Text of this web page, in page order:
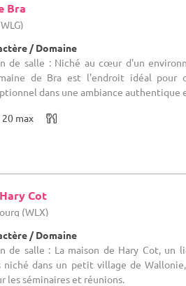
Bra
/ Domaine
de salle : Niché au cœur d'un
de Bra est l'endroit idéal pour
dans une ambiance authentique
20 max
Cot
(WLX)
/ Domaine
de salle : La maison de Hary Cot, un
niché dans un petit village de
les séminaires et réunions.